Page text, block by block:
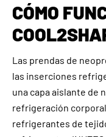
CÓMO
Las prendas de
las inserciones
una capa aislante de
refrigeración
refrigerantes de